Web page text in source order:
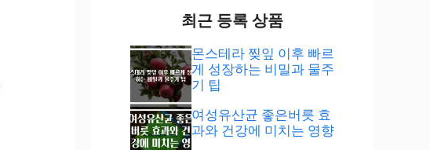
최근 등록 상품
몬스테라 찢잎 이후 빠르
게 성장하는 비밀과 물주
기 팁
여성유산균 좋은버릇 효
과와 건강에 미치는 영향